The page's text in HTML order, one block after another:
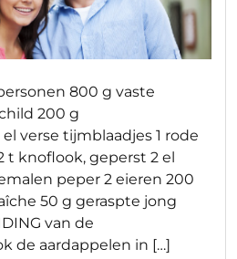
800 g vaste
200 g
verse tijmblaadjes 1 rode
t knoflook, geperst 2 el
peper 2 eieren 200
50 g geraspte jong
van de
de aardappelen in […]